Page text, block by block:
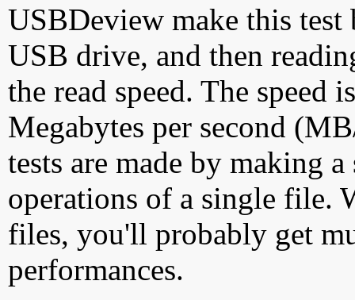
USBDeview make this
USB drive, and then
the read speed. The speed
Megabytes per second
tests are made by making
operations of a single file.
files, you'll probably get
performances.